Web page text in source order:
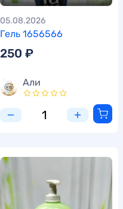
Гель 1656566
05.08.2026
250 ₽
Али